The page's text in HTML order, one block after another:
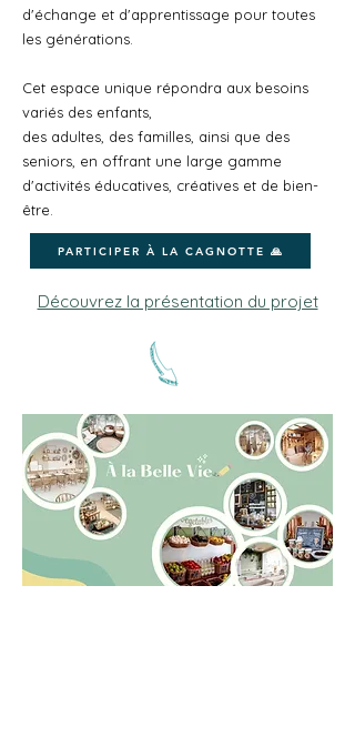
d'échange et d'apprentissage pour toutes
les générations.
Cet espace unique répondra aux besoins
variés des enfants,
des adultes, des familles, ainsi que des
seniors, en offrant une large gamme
d'activités éducatives, créatives et de bien-
être.
PARTICIPER À LA CAGNOTTE 🙏
Découvrez la présentation du projet